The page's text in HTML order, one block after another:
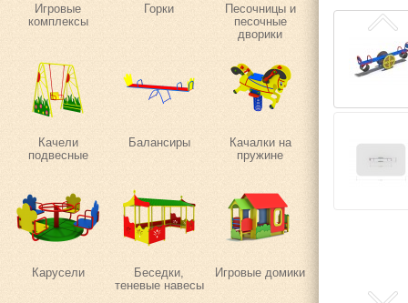
Игровые
комплексы
Горки
Песочницы и
песочные
дворики
Качели
подвесные
Балансиры
Качалки на
пружине
Карусели
Беседки,
теневые навесы
Игровые домики